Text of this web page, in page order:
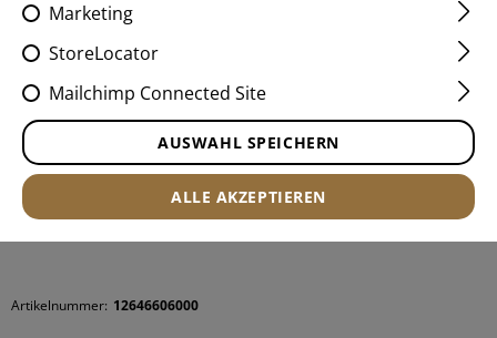
Artikelnummer: 12646606000
Marketing
StoreLocator
Mailchimp Connected Site
AUSWAHL SPEICHERN
ALLE AKZEPTIEREN